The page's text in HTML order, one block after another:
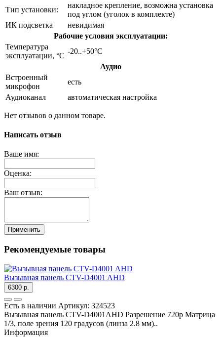
Тип установки:
накладное крепление, возможна установка
под углом (уголок в комплекте)
ИК подсветка
невидимая
Рабочие условия эксплуатации:
Температура
эксплуатации, °C
-20..+50°C
Аудио
Встроенный
микрофон
есть
Аудиоканал
автоматическая настройка
Нет отзывов о данном товаре.
Написать отзыв
Ваше имя:
Оценка:
Ваш отзыв:
Применить
Рекомендуемые товары
Вызывная панель CTV-D4001 AHD
6300 р.
Есть в наличии Артикул: 324523
Вызывная панель CTV-D4001AHD Разрешение 720p Матрица
1/3, поле зрения 120 градусов (линза 2.8 мм)..
Информация